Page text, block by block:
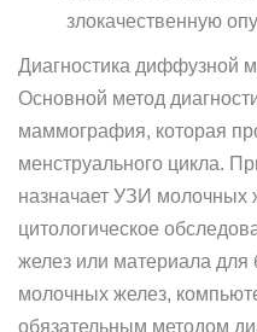
злокачественную
Диагностика диффузной
Основной метод
маммография, которая
менструального цикла.
назначает УЗИ молочных
цитологическое
желез или материала для
молочных желез,
обязательным методом